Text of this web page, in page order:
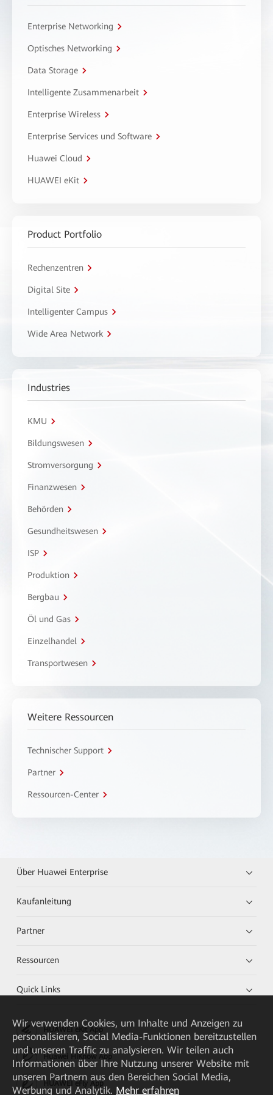
Enterprise Networking
Optisches Networking
Data Storage
Intelligente Zusammenarbeit
Enterprise Wireless
Enterprise Services und Software
Huawei Cloud
HUAWEI eKit
Product Portfolio
Rechenzentren
Digital Site
Intelligenter Campus
Wide Area Network
Industries
KMU
Bildungswesen
Stromversorgung
Finanzwesen
Behörden
Gesundheitswesen
ISP
Produktion
Bergbau
Öl und Gas
Einzelhandel
Transportwesen
Weitere Ressourcen
Technischer Support
Partner
Ressourcen-Center
Über Huawei Enterprise
Kaufanleitung
Partner
Ressourcen
Quick Links
HUAWEI eKit App
Huawei HiKnow App
HUAWEI eFly App
Wir verwenden Cookies, um Inhalte und Anzeigen zu
personalisieren, Social Media-Funktionen bereitzustellen
und unseren Traffic zu analysieren. Wir teilen auch
Informationen über Ihre Nutzung unserer Website mit
unseren Partnern aus den Bereichen Social Media,
Werbung und Analytik. Mehr erfahren